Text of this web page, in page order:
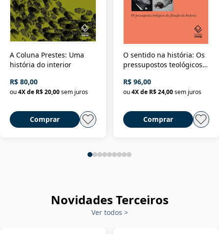
A Coluna Prestes: Uma
história do interior
R$ 80,00
ou4X de R$ 20,00sem juros
Comprar
O sentido na história: Os
pressupostos teológicos
R$ 96,00
ou 4X de R$ 24,00 sem juros
Comprar
Novidades Terceiros
Ver todos >